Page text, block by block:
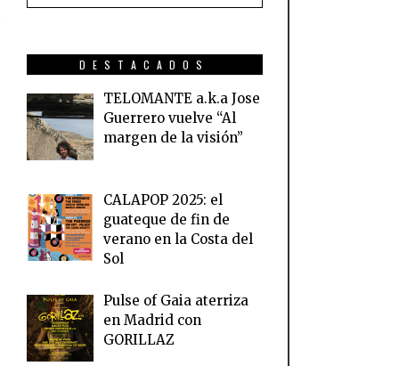
DESTACADOS
TELOMANTE a.k.a Jose
Guerrero vuelve “Al
margen de la visión”
CALAPOP 2025: el
guateque de fin de
verano en la Costa del
Sol
Pulse of Gaia aterriza
en Madrid con
GORILLAZ